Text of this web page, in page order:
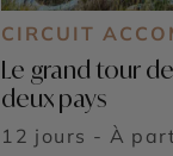
CIRCUIT
Le grand tour
deux pays
12 jours - À